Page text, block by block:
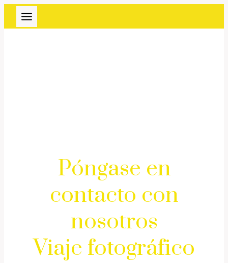
Póngase en
contacto con
nosotros
Viaje fotográfico